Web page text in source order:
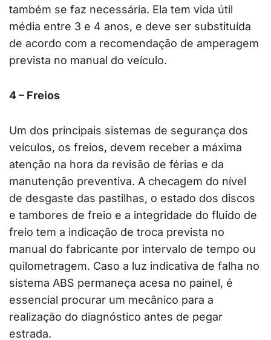
também se faz necessária. Ela tem vida útil
média entre 3 e 4 anos, e deve ser substituída
de acordo com a recomendação de amperagem
prevista no manual do veículo.
4 – Freios
Um dos principais sistemas de segurança dos
veículos, os freios, devem receber a máxima
atenção na hora da revisão de férias e da
manutenção preventiva. A checagem do nível
de desgaste das pastilhas, o estado dos discos
e tambores de freio e a integridade do fluido de
freio tem a indicação de troca prevista no
manual do fabricante por intervalo de tempo ou
quilometragem. Caso a luz indicativa de falha no
sistema ABS permaneça acesa no painel, é
essencial procurar um mecânico para a
realização do diagnóstico antes de pegar
estrada.